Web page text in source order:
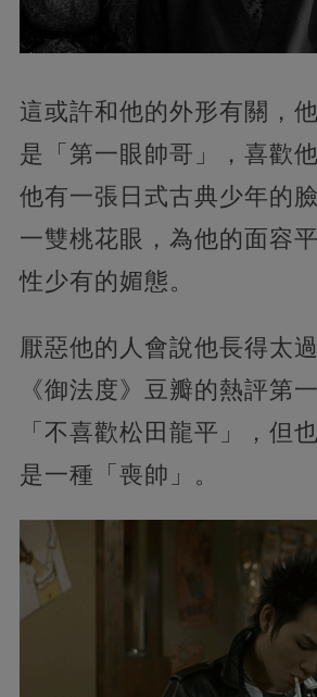
這或許和他的外形有關，
是「第一眼帥哥」，喜歡
他有一張日式古典少年的
一雙桃花眼，為他的面容
性少有的媚態。
厭惡他的人會說他長得太
《御法度》豆瓣的熱評第
「不喜歡松田龍平」，但
是一種「喪帥」。